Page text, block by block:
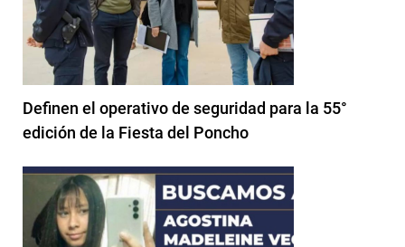
Definen el operativo de seguridad para la 55°
edición de la Fiesta del Poncho